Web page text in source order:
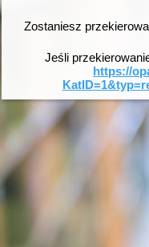
Zostaniesz
Jeśli
https://